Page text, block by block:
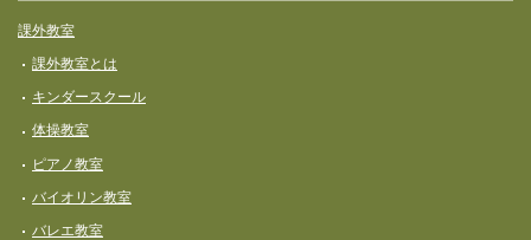
課外教室
課外教室とは
キンダースクール
体操教室
ピアノ教室
バイオリン教室
バレエ教室